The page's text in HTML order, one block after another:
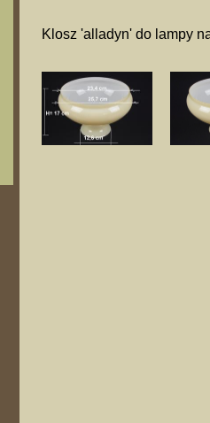
Klosz 'alladyn' do lampy